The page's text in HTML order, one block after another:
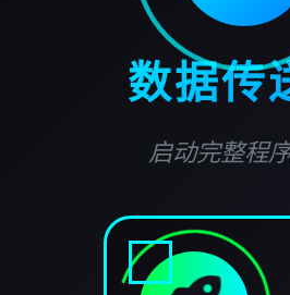
数据传
启动完整程